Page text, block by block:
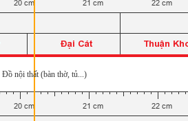
Đồ nội thất (bàn thờ, tủ...)